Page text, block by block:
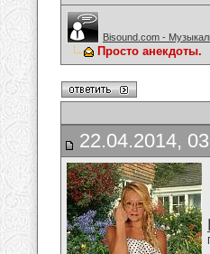
Bisound.com -
Просто анекдоты.
22.04.2014,